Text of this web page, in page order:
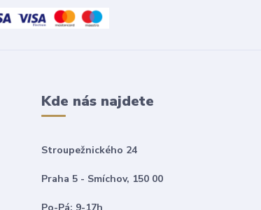
Kde nás najdete
Stroupežnického 24
Praha 5 - Smíchov, 150 00
Po-Pá: 9-17h